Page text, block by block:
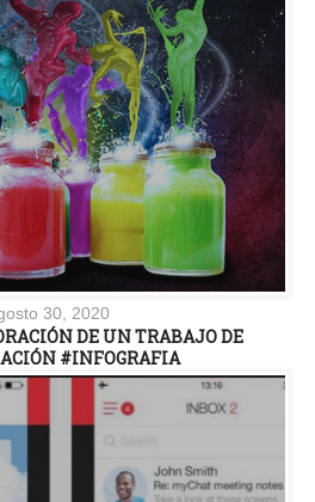
30, 2020
DE UN TRABAJO DE
#INFOGRAFIA